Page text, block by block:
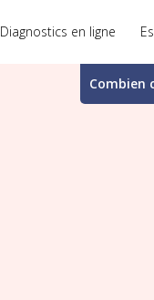
Diagnostics en ligne
Combien